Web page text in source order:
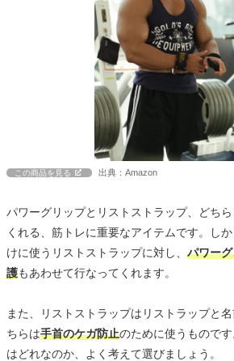
この商品を見る 出典：Amazon
パワーグリップとリストストラップ、どち
くれる、筋トレに重要なアイテムです。し
けに使うリストストラップに対し、 パワー
護もあわせて行なってくれます。
また、リストストラップはリストラップと
ちらは手首のケガ防止のために使うもので
はどれなのか、よく考えて選びましょう。